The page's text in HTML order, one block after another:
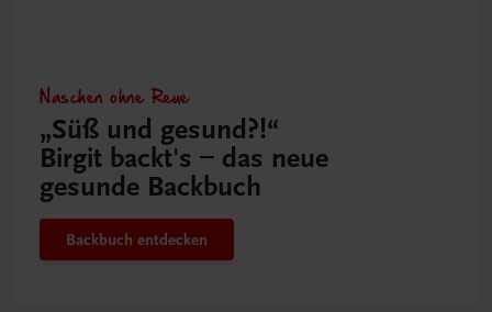
Naschen ohne Reue
„Süß und gesund?!“
Birgit backt's – das neue
gesunde Backbuch
Backbuch entdecken